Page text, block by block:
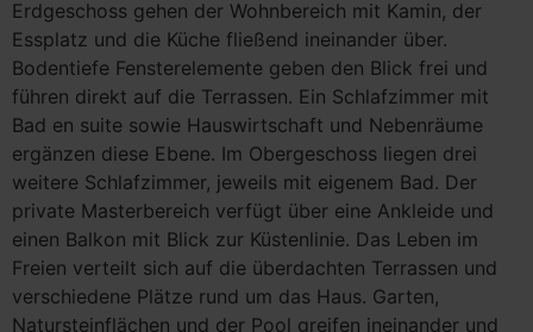
Erdgeschoss gehen der Wohnbereich mit Kamin, der
Essplatz und die Küche fließend ineinander über.
Bodentiefe Fensterelemente geben den Blick frei und
führen direkt auf die Terrassen. Ein Schlafzimmer mit
Bad en suite sowie Hauswirtschaft und Nebenräume
ergänzen diese Ebene. Im Obergeschoss liegen drei
weitere Schlafzimmer, jeweils mit eigenem Bad. Der
private Masterbereich verfügt über eine Ankleide und
einen Balkon mit Blick zur Küstenlinie. Das Leben im
Freien verteilt sich auf die überdachten Terrassen und
verschiedene Plätze rund um das Haus. Garten,
Natursteinflächen und der Pool greifen ineinander und